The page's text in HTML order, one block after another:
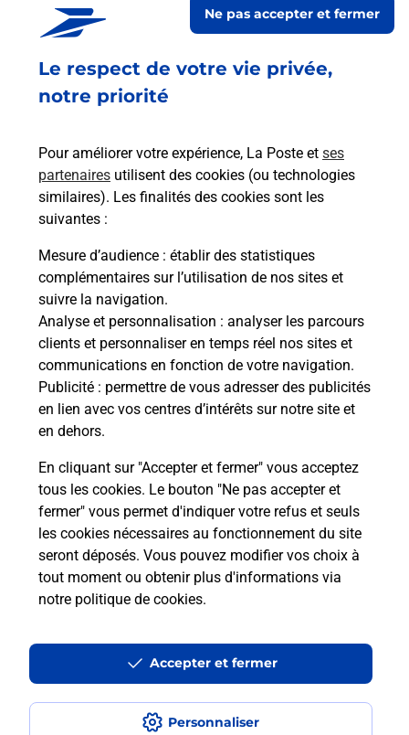
Le respect de votre vie privée,
notre priorité
Pour améliorer votre expérience, La Poste et ses
partenaires utilisent des cookies (ou technologies
similaires). Les finalités des cookies sont les
suivantes :
Mesure d’audience : établir des statistiques
complémentaires sur l’utilisation de nos sites et
suivre la navigation.
Analyse et personnalisation : analyser les parcours
clients et personnaliser en temps réel nos sites et
communications en fonction de votre navigation.
Publicité : permettre de vous adresser des publicités
en lien avec vos centres d’intérêts sur notre site et
en dehors.
En cliquant sur "Accepter et fermer" vous acceptez
tous les cookies. Le bouton "Ne pas accepter et
fermer" vous permet d'indiquer votre refus et seuls
les cookies nécessaires au fonctionnement du site
seront déposés. Vous pouvez modifier vos choix à
tout moment ou obtenir plus d'informations via
notre politique de cookies.
Personnaliser
Ne pas accepter et fermer
Accepter et fermer
Malin !
La Poste
Ouvert 24h/24
En savoir plus
Recherchez un autre point de contact
Questions fréquemment posées
Est-ce que je peux garder mon
numéro de mobile gratuitement ?
Est-ce que je peux bénéficier de la 5G
avec La Poste Mobile ?
Est-ce que je peux utiliser mon forfait
à l’étranger avec La Poste Mobile ?
Est-ce que je peux payer mon iPhone